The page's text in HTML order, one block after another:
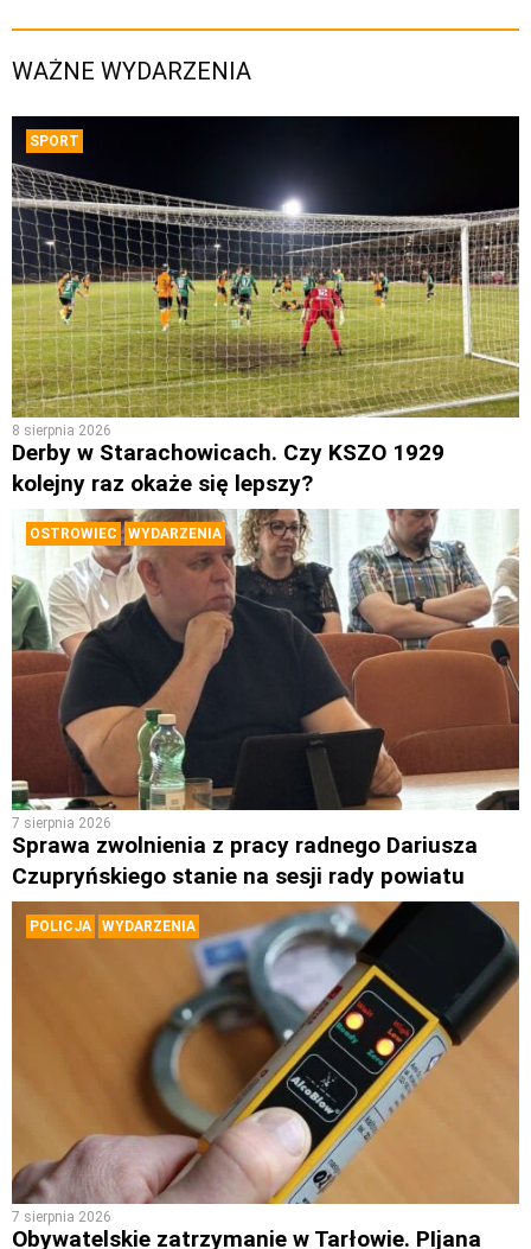
WAŻNE WYDARZENIA
SPORT
8 sierpnia 2026
Derby w Starachowicach. Czy KSZO 1929
kolejny raz okaże się lepszy?
OSTROWIEC WYDARZENIA
7 sierpnia 2026
Sprawa zwolnienia z pracy radnego Dariusza
Czupryńskiego stanie na sesji rady powiatu
POLICJA WYDARZENIA
7 sierpnia 2026
Obywatelskie zatrzymanie w Tarłowie. PIjana